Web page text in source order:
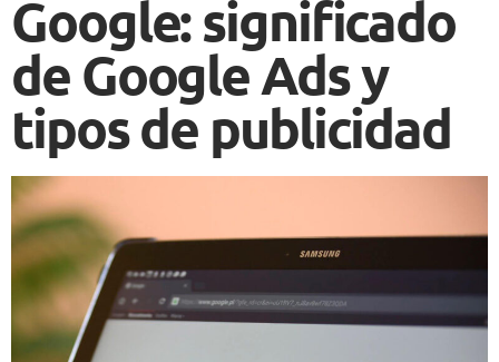
Google: significado
de Google Ads y
tipos de publicidad